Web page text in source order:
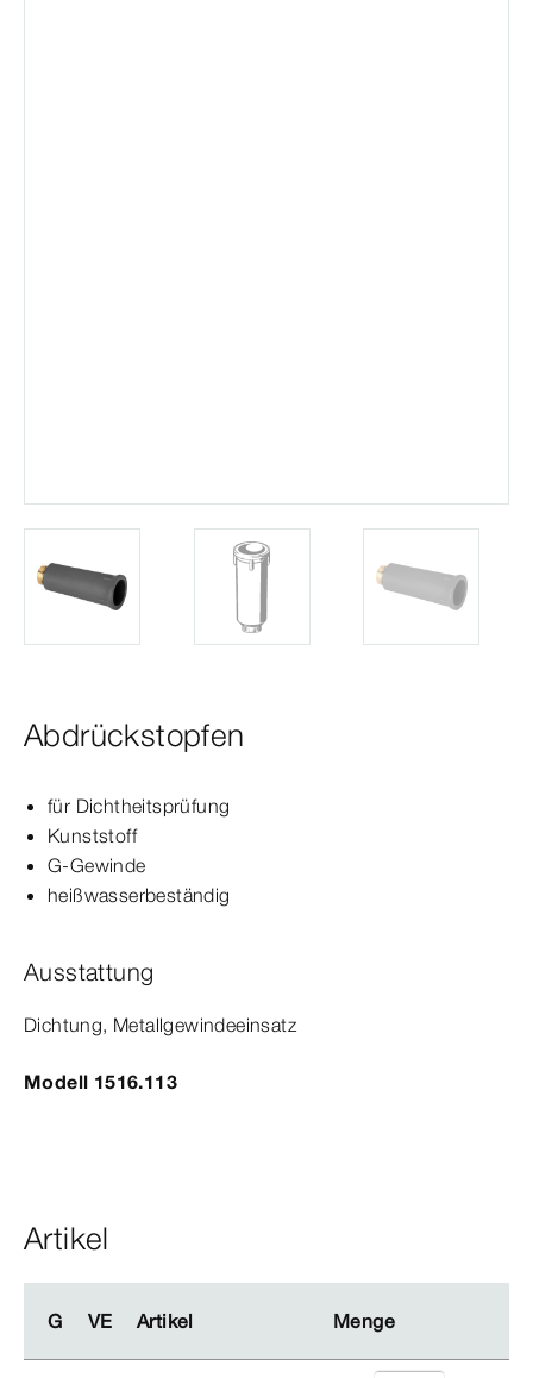
Abdrückstopfen
für Dichtheitsprüfung
Kunststoff
G-​Gewinde
heißwasserbeständig
Ausstattung
Dichtung, Metallgewindeeinsatz
Modell 1516.113
Artikel
G VE Artikel Menge
G VE Artikel Menge